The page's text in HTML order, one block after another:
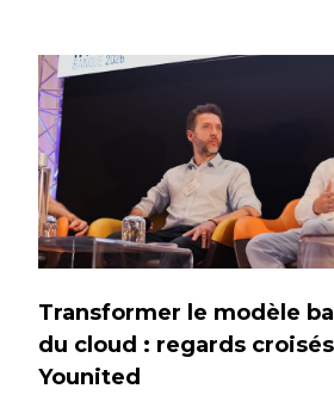
Transformer le modèle
du cloud : regards
Younited